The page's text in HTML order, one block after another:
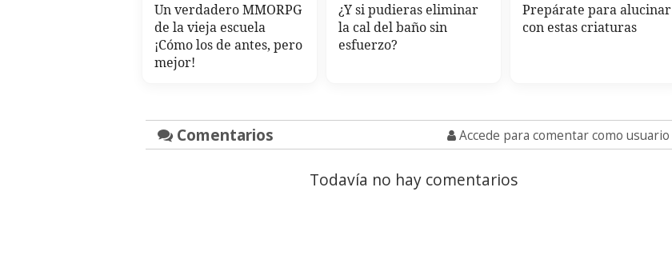
Un verdadero MMORPG
de la vieja escuela
¡Cómo los de antes, pero
mejor!
¿Y si pudieras eliminar
la cal del baño sin
esfuerzo?
Prepárate para alucinar
con estas criaturas
Comentarios Accede para comentar como usuario
Todavía no hay comentarios